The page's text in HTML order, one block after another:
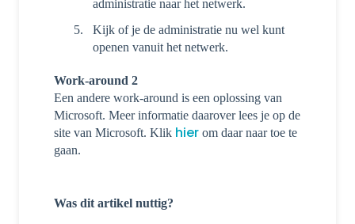
administratie naar het netwerk.
Kijk of je de administratie nu wel kunt
openen vanuit het netwerk.
Work-around 2
Een andere work-around is een oplossing van
Microsoft. Meer informatie daarover lees je op de
site van Microsoft. Klik hier om daar naar toe te
gaan.
Was dit artikel nuttig?